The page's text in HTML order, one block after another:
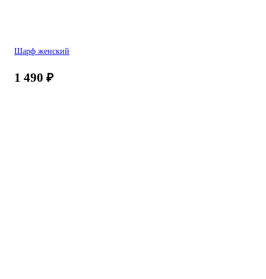
Шарф женский
1 490 ₽